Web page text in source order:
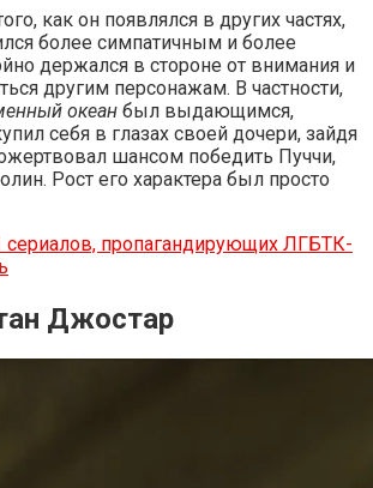
как он появлялся в других частях,
более симпатичным и более
держался в стороне от внимания и
другим персонажам. В частности,
океан был выдающимся,
себя в глазах своей дочери, зайдя
шансом победить Пуччи,
Рост его характера был просто
сериалов, пропагандирующих ЛГБТК-
Джостар